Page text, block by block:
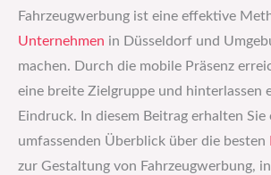
Fahrzeugwerbung ist eine effektive
Unternehmen in Düsseldorf und
machen. Durch die mobile Präsenz
eine breite Zielgruppe und hinterlassen
Eindruck. In diesem Beitrag erhalten Sie
umfassenden Überblick über die besten
zur Gestaltung von Fahrzeugwerbung,